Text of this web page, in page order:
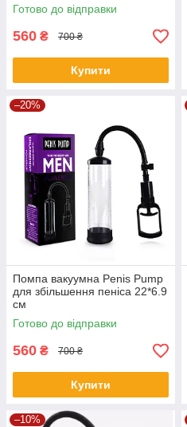
Готово до відправки
560 ₴ 700 ₴
Купити
–20%
Помпа вакуумна Penis Pump
для збільшення пеніса 22*6.9
см
Готово до відправки
560 ₴ 700 ₴
Купити
–10%